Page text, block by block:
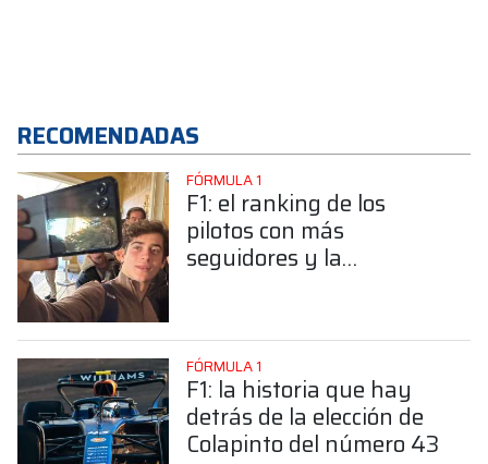
RECOMENDADAS
FÓRMULA 1
F1: el ranking de los
pilotos con más
seguidores y la
FÓRMULA 1
F1: la historia que hay
detrás de la elección de
Colapinto del número 43